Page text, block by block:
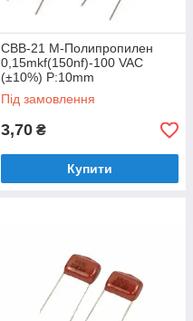
CBB-21 M-Полипропилен
0,15mkf(150nf)-100 VAC
(±10%) P:10mm
Під замовлення
3,70 ₴
Купити